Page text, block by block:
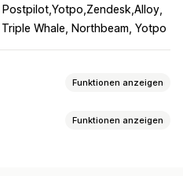
Postpilot,Yotpo,Zendesk,Alloy
Triple Whale, Northbeam, Yotpo
Funktionen anzeigen
Funktionen anzeigen